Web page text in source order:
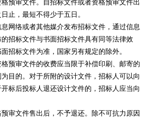
预审文件。自招标文件或者资格预审文件出
止，最短不得少于五日。
络或者其他媒介发布招标文件，通过信息
招标文件与书面招标文件具有同等法律效
招标文件为准，国家另有规定的除外。
审文件的收费应当限于补偿印刷、邮寄的
目的。对于所附的设计文件，招标人可以向
标后投标人退还设计文件的，招标人应当向
文件售出后，不予退还。除不可抗力原因